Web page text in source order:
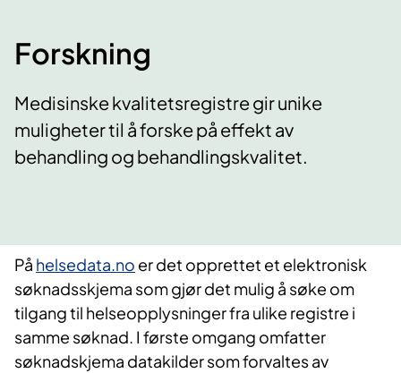
Forskning
Medisinske kvalitetsregistre gir unike
muligheter til å forske på effekt av
behandling og behandlingskvalitet.
På helsedata.no er det opprettet et elektronisk
søknadsskjema som gjør det mulig å søke om
tilgang til helseopplysninger fra ulike registre i
samme søknad. I første omgang omfatter
søknadskjema datakilder som forvaltes av